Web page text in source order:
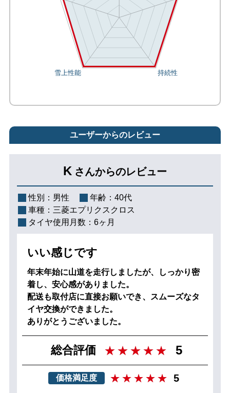
ユーザーからのレビュー
K さんからのレビュー
性別： 男性 年齢： 40代
車種： 三菱エプリクスクロス
タイヤ使用月数： 6ヶ月
いい感じです
年末年始に山道を走行しましたが、しっかり密
着し、安心感がありました。
配送も取付店に直接お願いでき、スムーズなタ
イヤ交換ができました。
ありがとうございました。
総合評価 5
価格満足度 5